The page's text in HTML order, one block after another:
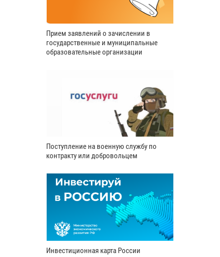
Прием заявлений о зачислении в
государственные и муниципальные
образовательные организации
Поступление на военную службу по
контракту или добровольцем
Инвестиционная карта России